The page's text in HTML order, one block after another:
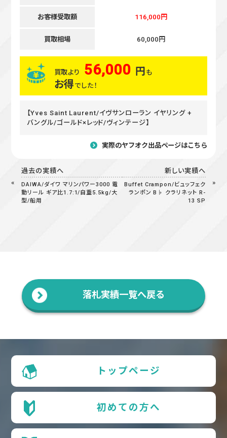
お客様受取額 116,000円
買取相場 60,000円
買取より 56,000 円 も
お得 でした！
【Yves Saint Laurent/イヴサンローラン イヤリング +
バングル/ゴールド×レッド/ヴィンテージ】
実際のヤフオク出品ページはこちら
過去の実績へ
DAIWA/ダイワ マリンパワー3000 電
動リール ギア比1.7:1/自重5.5kg/大
型/船用
新しい実績へ
Buffet Crampon/ビュッフェク
ランポン B♭ クラリネット R-
13 SP
落札実績一覧へ戻る
トップページ
初めての方へ